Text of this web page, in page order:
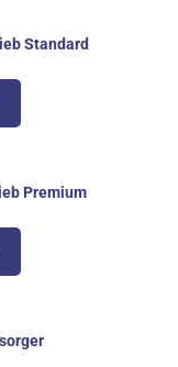
Standard
Premium